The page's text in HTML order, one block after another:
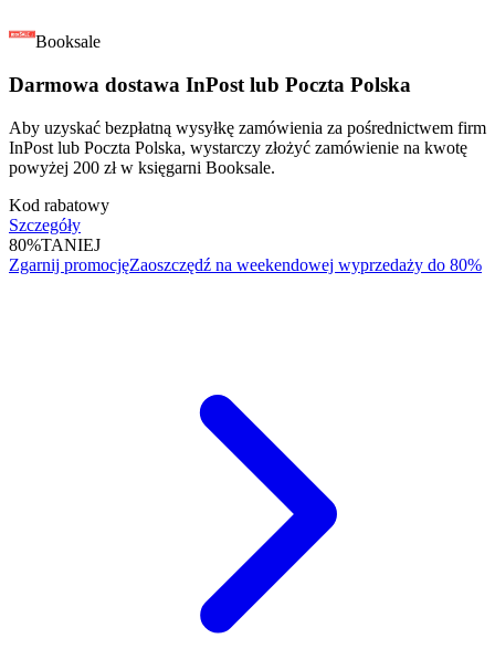
Booksale
Darmowa dostawa InPost lub Poczta Polska
Aby uzyskać bezpłatną wysyłkę zamówienia za pośrednictwem firm
InPost lub Poczta Polska, wystarczy złożyć zamówienie na kwotę
powyżej 200 zł w księgarni Booksale.
Kod rabatowy
Szczegóły
80%TANIEJ
Zgarnij promocjęZaoszczędź na weekendowej wyprzedaży do 80%